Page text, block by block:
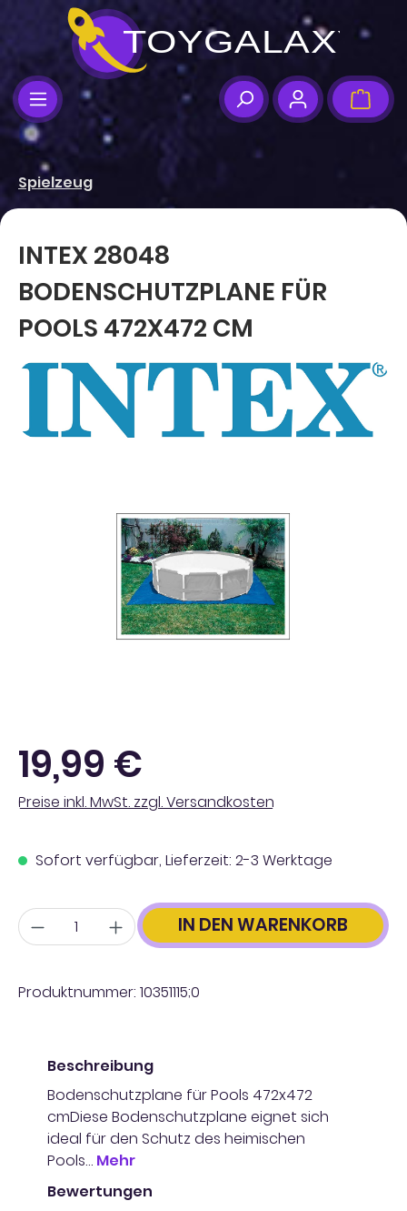
Zum Hauptinhalt springen
Spielzeug
INTEX 28048
BODENSCHUTZPLANE FÜR
POOLS 472X472 CM
Regulärer Preis:
19,99 €
Preise inkl. MwSt. zzgl. Versandkosten
Sofort verfügbar, Lieferzeit: 2-3 Werktage
Anzahl IN DEN WARENKORB
Produktnummer: 10351115;0
Beschreibung
Bodenschutzplane für Pools 472x472
cmDiese Bodenschutzplane eignet sich
ideal für den Schutz des heimischen
Pools… Mehr
Bewertungen